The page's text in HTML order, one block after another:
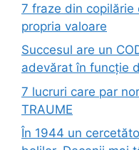
7 fraze din copilărie
propria valoare
Succesul are un
adevărat în funcție
7 lucruri care par
TRAUME
În 1944 un